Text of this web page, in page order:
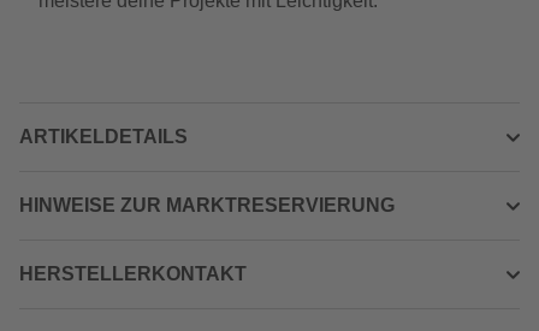
ARTIKELDETAILS
HINWEISE ZUR MARKTRESERVIERUNG
HERSTELLERKONTAKT